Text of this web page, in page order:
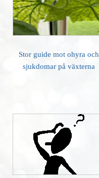
Stor guide mot ohyra och
sjukdomar på växterna